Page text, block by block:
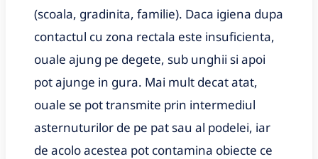
(scoala, gradinita, familie). Daca igiena dupa
contactul cu zona rectala este insuficienta,
ouale ajung pe degete, sub unghii si apoi
pot ajunge in gura. Mai mult decat atat,
ouale se pot transmite prin intermediul
asternuturilor de pe pat sau al podelei, iar
de acolo acestea pot contamina obiecte ce